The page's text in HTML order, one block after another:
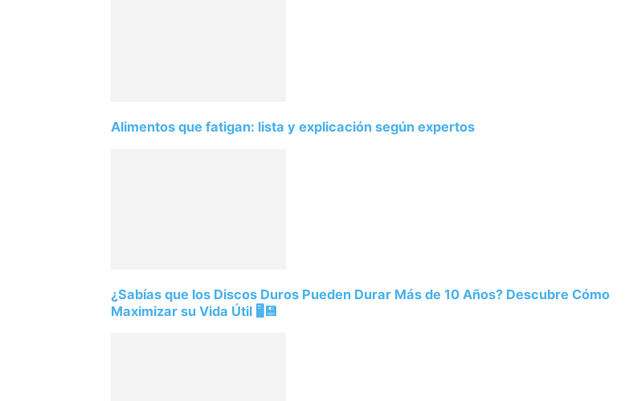
Alimentos que fatigan: lista y explicación según expertos
¿Sabías que los Discos Duros Pueden Durar Más de 10 Años? Descubre Cómo
Maximizar su Vida Útil 🖥️💾